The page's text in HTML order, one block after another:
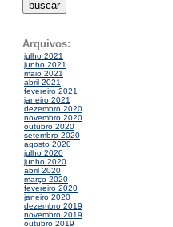
Arquivos:
julho 2021
junho 2021
maio 2021
abril 2021
fevereiro 2021
janeiro 2021
dezembro 2020
novembro 2020
outubro 2020
setembro 2020
agosto 2020
julho 2020
junho 2020
abril 2020
março 2020
fevereiro 2020
janeiro 2020
dezembro 2019
novembro 2019
outubro 2019